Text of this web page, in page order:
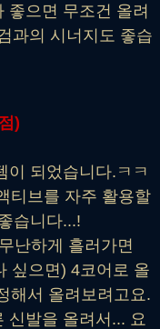
좋으면 무조건 올려
과의 시너지도 좋습
)
이 되었습니다.ㅋㅋ
티브를 자주 활용할
습니다...!
난하게 흘러가면
싶으면) 4코어로 올
해서 올려보려고요.
신발을 올려서... 요